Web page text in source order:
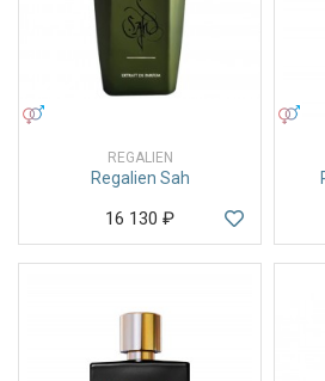
REGALIEN
Regalien Sah
16 130 ₽